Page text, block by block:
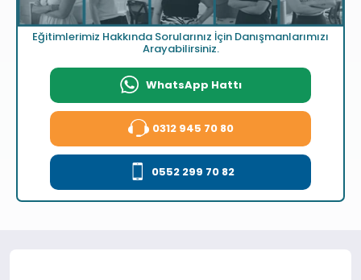
Eğitimlerimiz Hakkında Sorularınız İçin Danışmanlarımızı
Arayabilirsiniz.
WhatsApp Hattı
0312 945 70 80
0552 299 70 82